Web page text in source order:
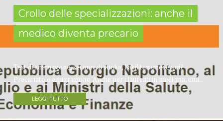
Crollo delle specializzazioni: anche il
medico diventa precario
Test di ammissione, sei anni di studio, l'abilitazione: e poi?
Precariato o emigrazione. Anche per i laureati in medicina, una...
LEGGI TUTTO